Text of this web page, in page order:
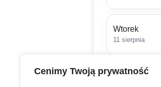
Cenimy Twoją prywatność
Wtorek
11 sierpnia
Środa